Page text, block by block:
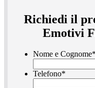
Richiedi il
Emotivi
Nome e Cognome*
Telefono*